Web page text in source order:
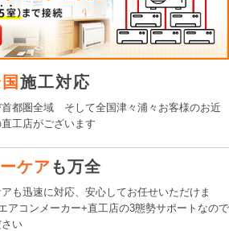
施工対応
都圏全域 そして全国津々浦々お客様のお近
工店がございます
ケアも万全
も迅速に対応、 安心してお任せいただけま
アコンメーカー+直工店の3態勢サポートなので
い